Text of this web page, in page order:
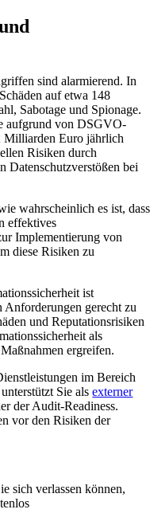
sind alarmierend. In
auf etwa 148
Sabotage und Spionage.
aufgrund von DSGVO-
Milliarden Euro jährlich
Risiken durch
Datenschutzverstößen bei
wahrscheinlich es ist, dass
effektives
Implementierung von
diese Risiken zu
ist
Anforderungen gerecht zu
und Reputationsrisiken
als
ergreifen.
im Bereich
Sie alsexterner
der Audit-Readiness.
vor den Risiken der
sich verlassen können,